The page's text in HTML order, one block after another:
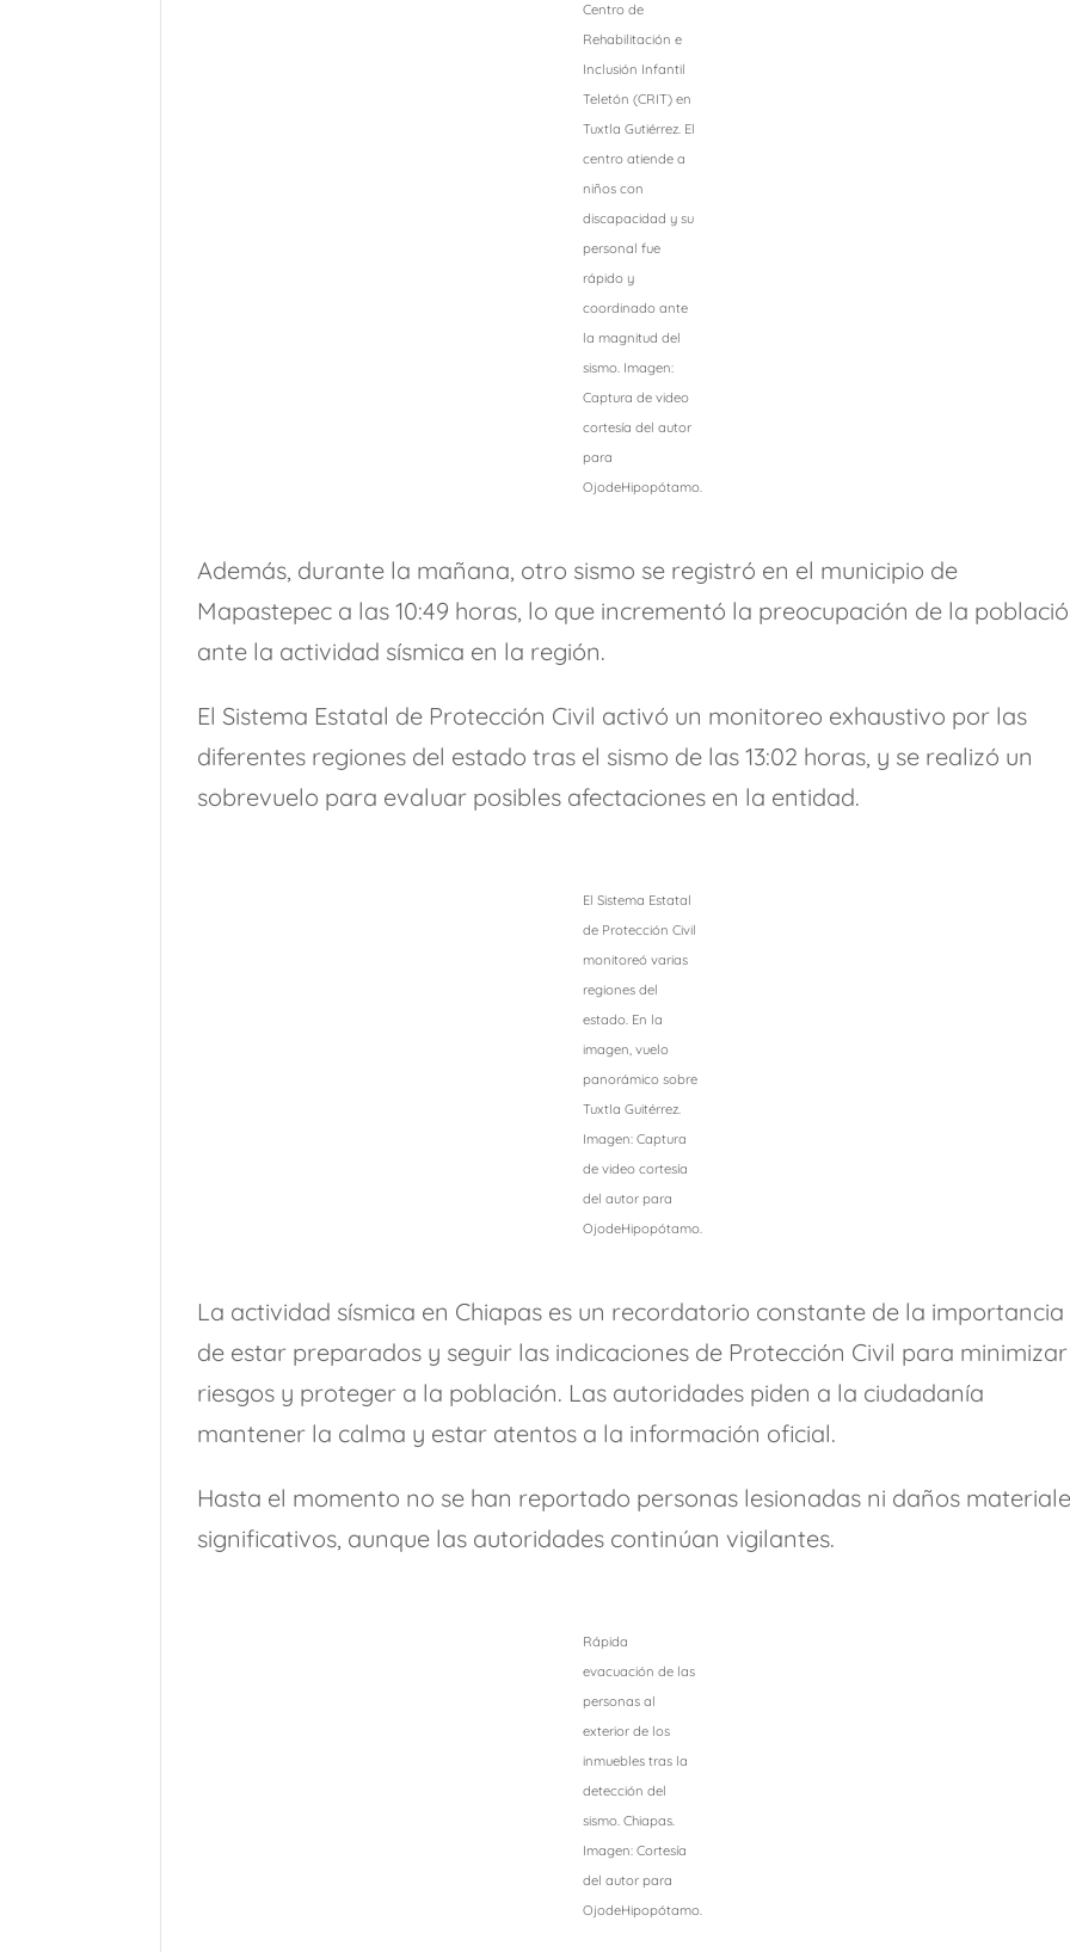
Centro de
Rehabilitación e
Inclusión Infantil
Teletón (CRIT) en
Tuxtla Gutiérrez. El
centro atiende a
niños con
discapacidad y su
personal fue
rápido y
coordinado ante
la magnitud del
sismo. Imagen:
Captura de video
cortesía del autor
para
OjodeHipopótamo.
Además, durante la mañana, otro sismo se registró en el municipio de
Mapastepec a las 10:49 horas, lo que incrementó la preocupación de la
ante la actividad sísmica en la región.
El Sistema Estatal de Protección Civil activó un monitoreo exhaustivo por las
diferentes regiones del estado tras el sismo de las 13:02 horas, y se realizó un
sobrevuelo para evaluar posibles afectaciones en la entidad.
El Sistema Estatal
de Protección Civil
monitoreó varias
regiones del
estado. En la
imagen, vuelo
panorámico sobre
Tuxtla Guitérrez.
Imagen: Captura
de video cortesía
del autor para
OjodeHipopótamo.
La actividad sísmica en Chiapas es un recordatorio constante de la importancia
de estar preparados y seguir las indicaciones de Protección Civil para minimizar
riesgos y proteger a la población. Las autoridades piden a la ciudadanía
mantener la calma y estar atentos a la información oficial.
Hasta el momento no se han reportado personas lesionadas ni daños
significativos, aunque las autoridades continúan vigilantes.
Rápida
evacuación de las
personas al
exterior de los
inmuebles tras la
detección del
sismo. Chiapas.
Imagen: Cortesía
del autor para
OjodeHipopótamo.